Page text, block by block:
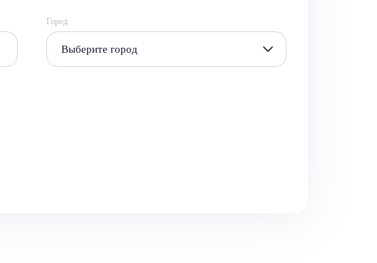
Город
Выберите город